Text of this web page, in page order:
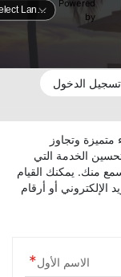
Powered
by
تسجيل الدخول
وتجاوز
الخدمة التي
منك. يمكنك القيام
الإلكتروني أو أرقام
الاسم الأول